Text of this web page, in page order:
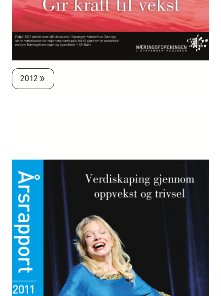
2012 double_arrow